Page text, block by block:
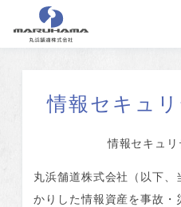
情報セキュ
情報セキュ
丸浜舗道株式会社（以下
かりした情報資産を事故・